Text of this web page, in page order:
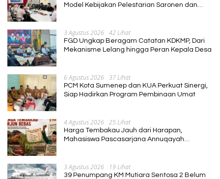
Model Kebijakan Pelestarian Saronen dan
3 Agustus 2026 42 Lihat
FGD Ungkap Beragam Catatan KDKMP, Dari
Mekanisme Lelang hingga Peran Kepala Desa
6 Agustus 2026 37 Lihat
PCM Kota Sumenep dan KUA Perkuat Sinergi,
Siap Hadirkan Program Pembinaan Umat
4 Agustus 2026 25 Lihat
Harga Tembakau Jauh dari Harapan,
Mahasiswa Pascasarjana Annuqayah
3 Agustus 2026 19 Lihat
39 Penumpang KM Mutiara Sentosa 2 Belum